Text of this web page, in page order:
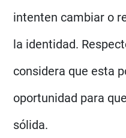
intenten cambiar o
la identidad.
considera que esta
oportunidad para
sólida.